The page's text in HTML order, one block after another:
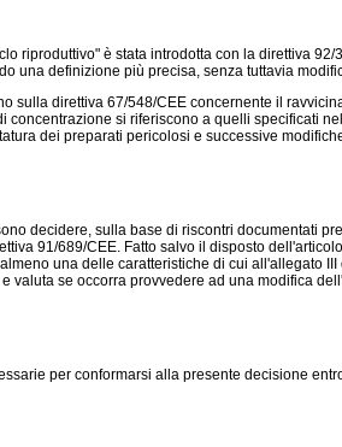
riproduttivo" è stata introdotta con la direttiva
una definizione più precisa, senza tuttavia
sulla direttiva 67/548/CEE concernente il
concentrazione si riferiscono a quelli specificati
dei preparati pericolosi e successive
decidere, sulla base di riscontri documentati
91/689/CEE. Fatto salvo il disposto
una delle caratteristiche di cui all'allegato III
valuta se occorra provvedere ad una modifica
per conformarsi alla presente decisione